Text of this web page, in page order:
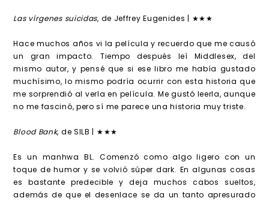
Las vírgenes suicidas, de Jeffrey Eugenides | ★★★
Hace muchos años vi la película y recuerdo que me causó
un gran impacto. Tiempo después leí Middlesex, del
mismo autor, y pensé que si ese libro me había gustado
muchísimo, lo mismo podría ocurrir con esta historia que
me sorprendió al verla en película. Me gustó leerla, aunque
no me fascinó, pero sí me parece una historia muy triste.
Blood Bank, de SILB | ★★★
Es un manhwa BL. Comenzó como algo ligero con un
toque de humor y se volvió súper dark. En algunas cosas
es bastante predecible y deja muchos cabos sueltos,
además de que el desenlace se da un tanto apresurado